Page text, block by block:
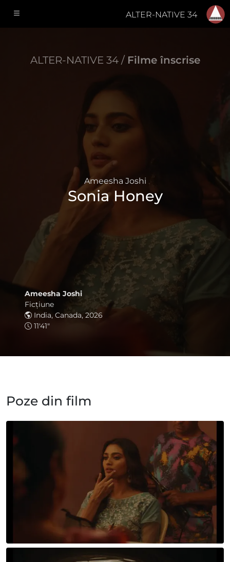
ALTER-NATIVE 34
ALTER-NATIVE 34 / Filme înscrise
Ameesha Joshi
Sonia Honey
Ameesha Joshi
Ficţiune
India, Canada, 2026
11'41"
Poze din film